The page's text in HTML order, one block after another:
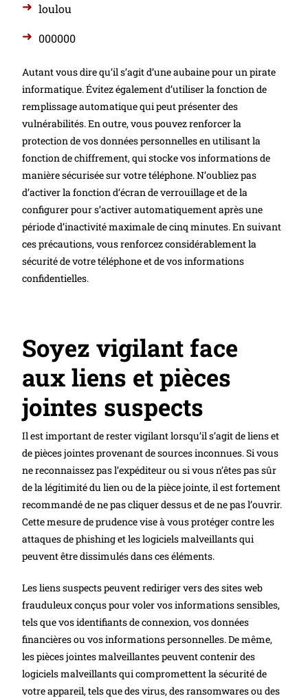
loulou
000000
Autant vous dire qu’il s’agit d’une aubaine pour un pirate
informatique. Évitez également d’utiliser la fonction de
remplissage automatique qui peut présenter des
vulnérabilités. En outre, vous pouvez renforcer la
protection de vos données personnelles en utilisant la
fonction de chiffrement, qui stocke vos informations de
manière sécurisée sur votre téléphone. N’oubliez pas
d’activer la fonction d’écran de verrouillage et de la
configurer pour s’activer automatiquement après une
période d’inactivité maximale de cinq minutes. En suivant
ces précautions, vous renforcez considérablement la
sécurité de votre téléphone et de vos informations
confidentielles.
Soyez vigilant face
aux liens et pièces
jointes suspects
Il est important de rester vigilant lorsqu’il s’agit de liens et
de pièces jointes provenant de sources inconnues. Si vous
ne reconnaissez pas l’expéditeur ou si vous n’êtes pas sûr
de la légitimité du lien ou de la pièce jointe, il est fortement
recommandé de ne pas cliquer dessus et de ne pas l’ouvrir.
Cette mesure de prudence vise à vous protéger contre les
attaques de phishing et les logiciels malveillants qui
peuvent être dissimulés dans ces éléments.
Les liens suspects peuvent rediriger vers des sites web
frauduleux conçus pour voler vos informations sensibles,
tels que vos identifiants de connexion, vos données
financières ou vos informations personnelles. De même,
les pièces jointes malveillantes peuvent contenir des
logiciels malveillants qui compromettent la sécurité de
votre appareil, tels que des virus, des ransomwares ou des